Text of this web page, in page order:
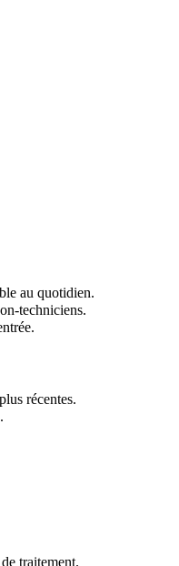
au quotidien.
techniciens.
récentes.
traitement.